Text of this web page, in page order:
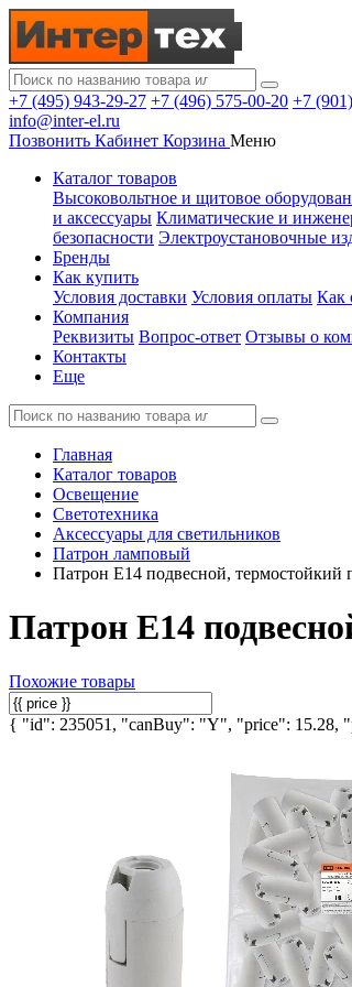
+7 (495) 943-29-27 +7 (496) 575-00-20 +7
info@inter-el.ru
Позвонить Кабинет Корзина Меню
Каталог товаров
Высоковольтное и щитовое
и аксессуары Климатические и
безопасности Электроустановочные
Бренды
Как купить
Условия доставки Условия оплаты Как
Компания
Реквизиты Вопрос-ответ Отзывы о
Контакты
Еще
Главная
Каталог товаров
Освещение
Светотехника
Аксессуары для светильников
Патрон ламповый
Патрон Е14 подвесной,
Патрон Е14
Похожие товары
{ "id": 235051, "canBuy": "Y", "price": 15.28,